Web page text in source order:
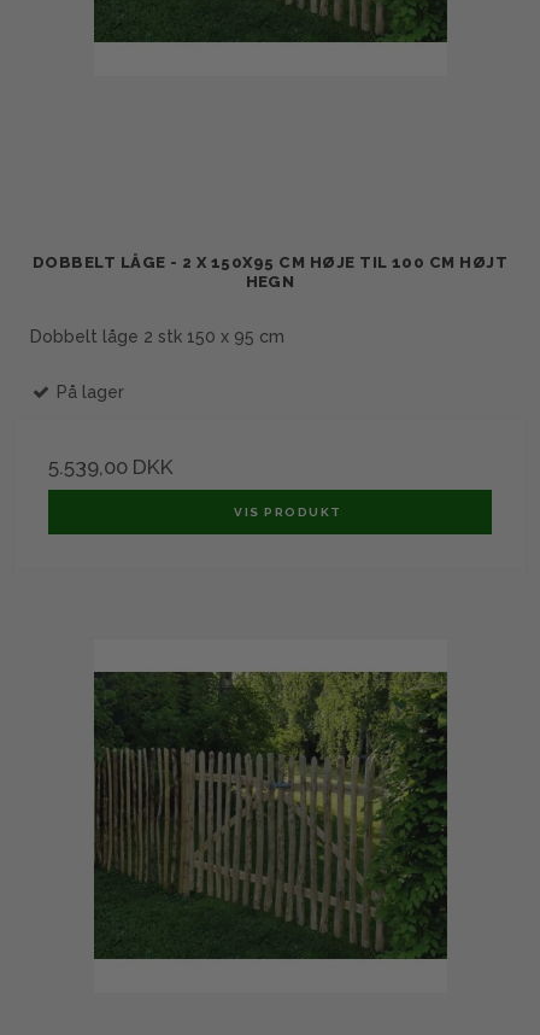
DOBBELT LÅGE - 2 X 150X95 CM HØJE TIL 100 CM HØJT
HEGN
Dobbelt låge 2 stk 150 x 95 cm
På lager
5.539,00 DKK
VIS PRODUKT